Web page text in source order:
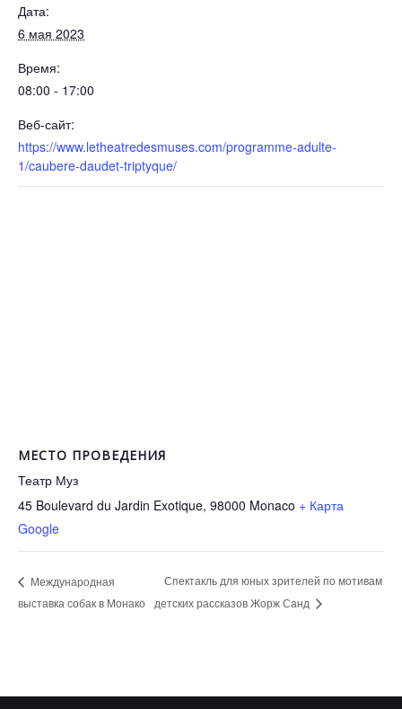
Дата:
6 мая 2023
Время:
08:00 - 17:00
Веб-сайт:
https://www.letheatredesmuses.com/programme-adulte-
1/caubere-daudet-triptyque/
МЕСТО ПРОВЕДЕНИЯ
Театр Муз
45 Boulevard du Jardin Exotique, 98000 Monaco + Карта
Google
Международная
выставка собак в Монако
Спектакль для юных зрителей по мотивам
детских рассказов Жорж Санд